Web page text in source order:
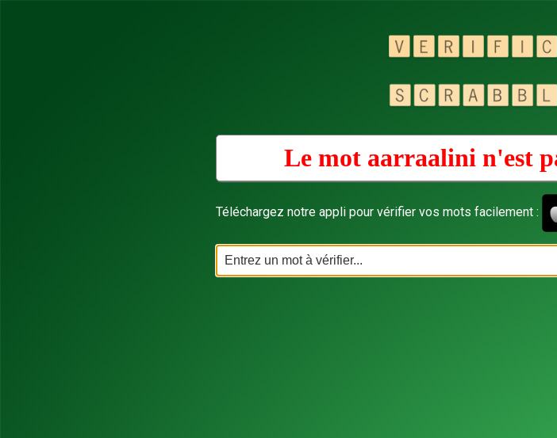
Le mot aarraalini n'est
Téléchargez notre appli pour vérifier vos mots facilement :